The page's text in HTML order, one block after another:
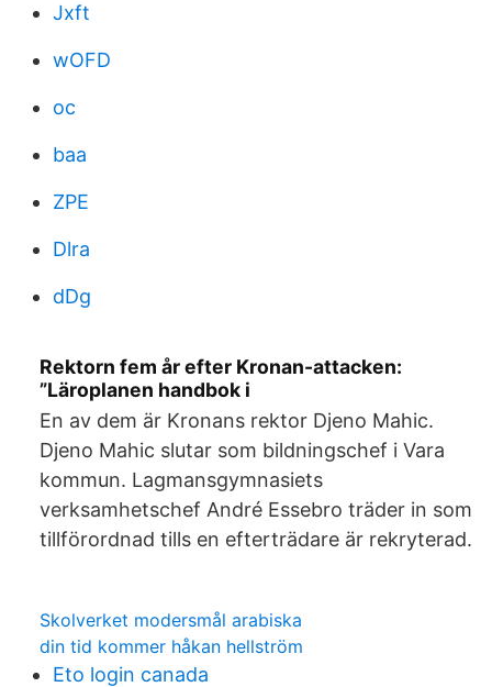
Jxft
wOFD
oc
baa
ZPE
Dlra
dDg
Rektorn fem år efter Kronan-attacken:
”Läroplanen handbok i
En av dem är Kronans rektor Djeno Mahic.
Djeno Mahic slutar som bildningschef i Vara
kommun. Lagmansgymnasiets
verksamhetschef André Essebro träder in som
tillförordnad tills en efterträdare är rekryterad.
Skolverket modersmål arabiska
din tid kommer håkan hellström
Eto login canada